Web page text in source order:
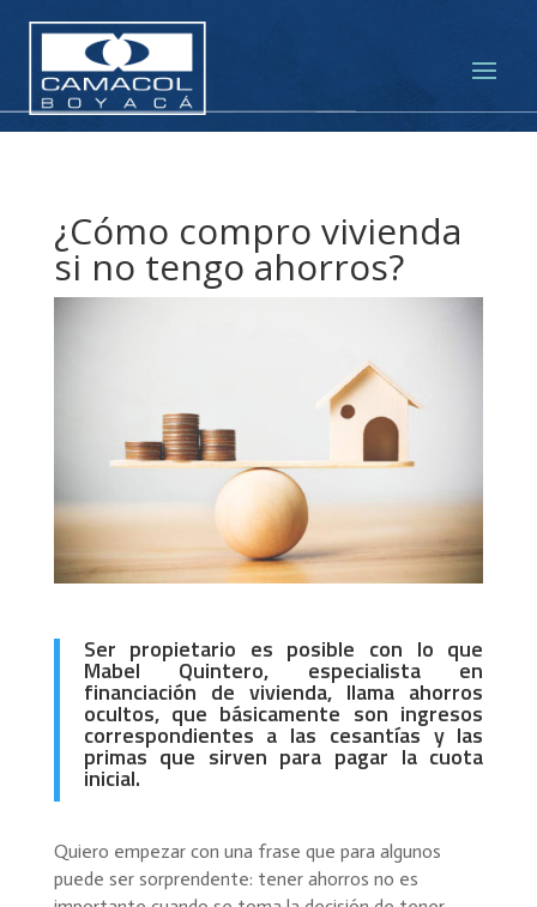
¿Cómo compro vivienda
si no tengo ahorros?
Ser propietario es posible con lo que
Mabel Quintero, especialista en
financiación de vivienda, llama ahorros
ocultos, que básicamente son ingresos
correspondientes a las cesantías y las
primas que sirven para pagar la cuota
inicial.
Quiero empezar con una frase que para algunos
puede ser sorprendente: tener ahorros no es